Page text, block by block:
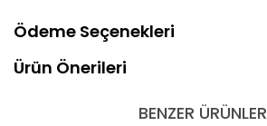
Ödeme Seçenekleri
Ürün Önerileri
BENZER ÜRÜNLER